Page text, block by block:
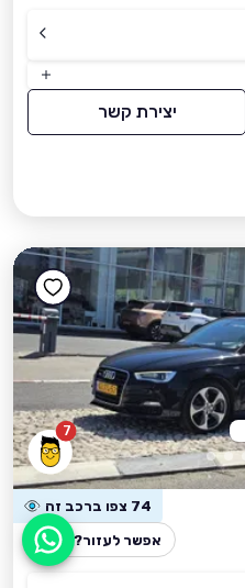
יצירת קשר
7
74 צפו ברכב זה
אפשר לעזור?